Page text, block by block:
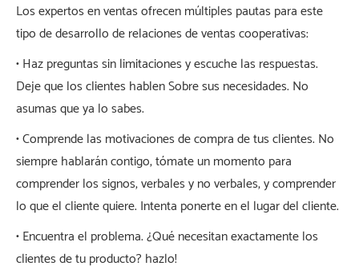
Los expertos en ventas ofrecen múltiples pautas para este
tipo de desarrollo de relaciones de ventas cooperativas:
• Haz preguntas sin limitaciones y escuche las respuestas.
Deje que los clientes hablen Sobre sus necesidades. No
asumas que ya lo sabes.
• Comprende las motivaciones de compra de tus clientes. No
siempre hablarán contigo, tómate un momento para
comprender los signos, verbales y no verbales, y comprender
lo que el cliente quiere. Intenta ponerte en el lugar del cliente.
• Encuentra el problema. ¿Qué necesitan exactamente los
clientes de tu producto? hazlo!